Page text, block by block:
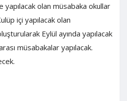
olan müsabaka okullar
içi yapılacak olan
Eylül ayında yapılacak
müsabakalar yapılacak.